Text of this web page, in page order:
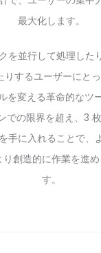
最大化します。
を並行して処理した
りするユーザーにと
を変える革命的なツ
での限界を超え、3
手に入れることで、
創造的に作業を進
す。